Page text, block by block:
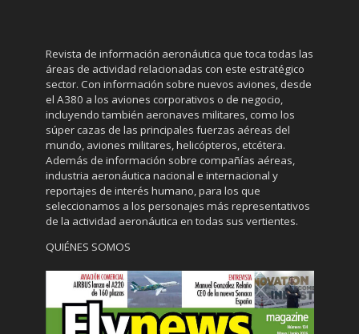
Revista de información aeronáutica que toca todas las
áreas de actividad relacionadas con este estratégico
sector. Con información sobre nuevos aviones, desde
el A380 a los aviones corporativos o de negocio,
incluyendo también aeronaves militares, como los
súper cazas de las principales fuerzas aéreas del
mundo, aviones militares, helicópteros, etcétera.
Además de información sobre compañías aéreas,
industria aeronáutica nacional e internacional y
reportajes de interés humano, para los que
seleccionamos a los personajes más representativos
de la actividad aeronáutica en todas sus vertientes.
QUIÉNES SOMOS